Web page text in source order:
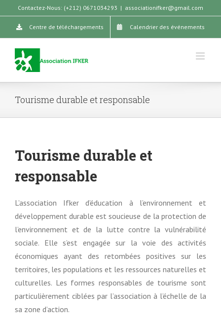
to
content
Contactez-Nous: (+212) 0671034293 | associationifker@gmail.com
Centre de téléchargements Calendrier des événements
Tourisme durable et responsable
Tourisme durable et
responsable
L’association Ifker d’éducation à l’environnement et
développement durable est soucieuse de la protection de
l’environnement et de la lutte contre la vulnérabilité
sociale. Elle s’est engagée sur la voie des activités
économiques ayant des retombées positives sur les
territoires, les populations et les ressources naturelles et
culturelles. Les formes responsables de tourisme sont
particulièrement ciblées par l’association à l’échelle de la
sa zone d’action.